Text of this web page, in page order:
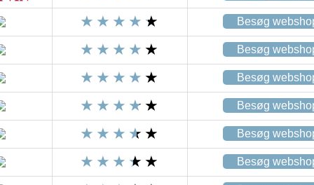
Besøg
Besøg
Besøg
Besøg
Besøg
Besøg